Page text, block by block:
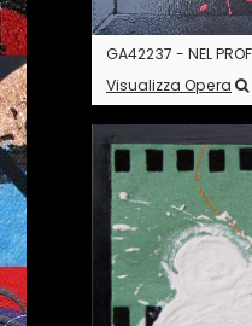
GA42237 - NEL
Visualizza Opera